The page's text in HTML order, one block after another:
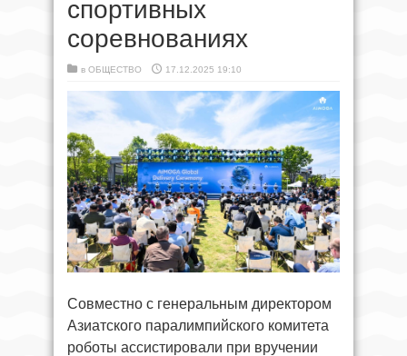
спортивных
соревнованиях
в ОБЩЕСТВО 17.12.2025 19:10
Совместно с генеральным директором
Азиатского паралимпийского комитета
роботы ассистировали при вручении